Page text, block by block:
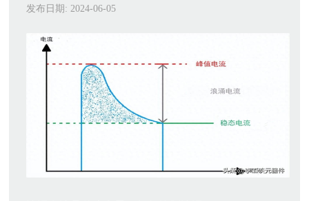
发布日期: 2024-06-05